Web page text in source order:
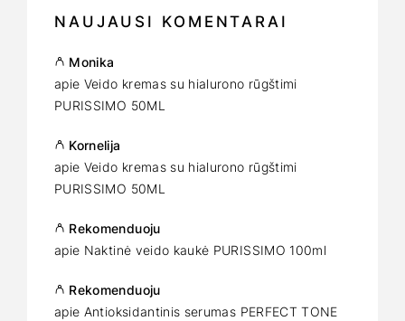
NAUJAUSI KOMENTARAI
Monika
apie Veido kremas su hialurono rūgštimi
PURISSIMO 50ML
Kornelija
apie Veido kremas su hialurono rūgštimi
PURISSIMO 50ML
Rekomenduoju
apie Naktinė veido kaukė PURISSIMO 100ml
Rekomenduoju
apie Antioksidantinis serumas PERFECT TONE